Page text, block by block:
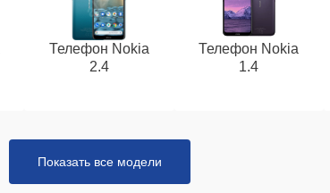
Телефон Nokia
2.4
Телефон Nokia
1.4
Показать все модели